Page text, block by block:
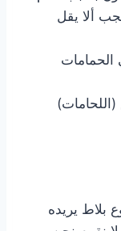
ألا يقل
الحمامات
بلاط يريده